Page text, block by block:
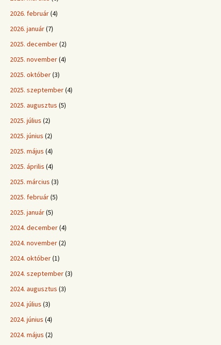
2026. február(4)
2026. január(7)
2025. december(2)
2025. november(4)
2025. október(3)
2025. szeptember(4)
2025. augusztus (5)
2025. július (2)
2025. június (2)
2025. május (4)
2025. április (4)
2025. március (3)
2025. február(5)
2025. január(5)
2024. december(4)
2024. november(2)
2024. október(1)
2024. szeptember(3)
2024. augusztus (3)
2024. július (3)
2024. június (4)
2024. május (2)